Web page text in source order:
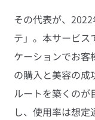
その代表が、
テ」。本サービス
ケーションでお客
の購入と美容の成
ルートを築くのが
し、使用率は想